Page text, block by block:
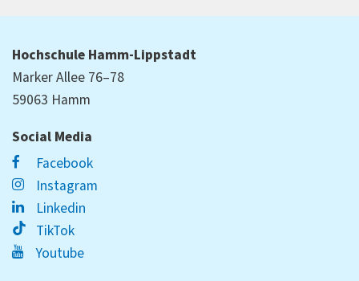
Hochschule Hamm-Lippstadt
Marker Allee 76–78
59063 Hamm
Social Media
Facebook
Instagram
Linkedin
TikTok
Youtube